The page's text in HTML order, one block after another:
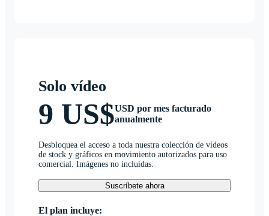
Solo vídeo
9 US$USD por mes facturado
anualmente
Desbloquea el acceso a toda nuestra colección de vídeos
de stock y gráficos en movimiento autorizados para uso
comercial. Imágenes no incluidas.
Suscríbete ahora
El plan incluye: